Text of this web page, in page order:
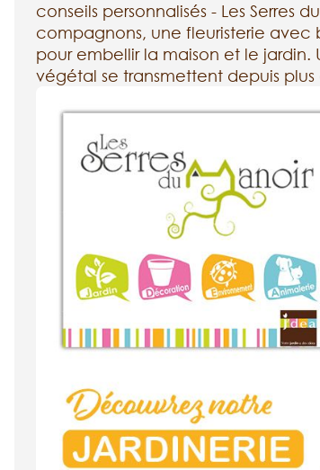
conseils personnalisés - Les
compagnons, une fleuristerie avec
pour embellir la maison et le jardin.
végétal se transmettent depuis plus